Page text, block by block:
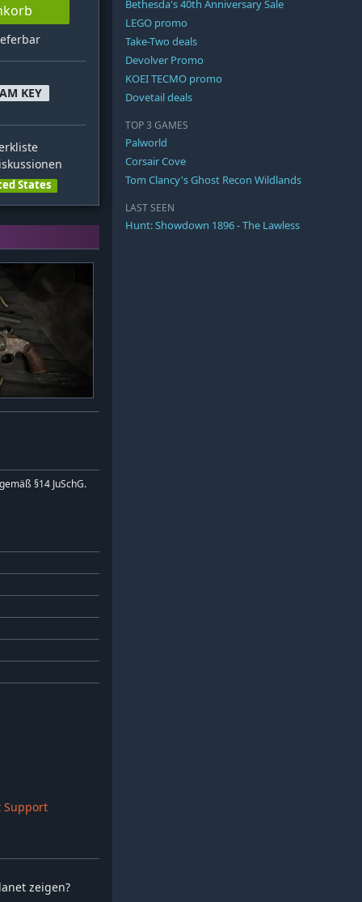
KEY
States
§14 JuSchG.
Support
zeigen?
Bethesda's 40th Anniversary Sale
LEGO promo
Take-Two deals
Devolver Promo
KOEI TECMO promo
Dovetail deals
TOP 3 GAMES
Palworld
Corsair Cove
Tom Clancy's Ghost Recon Wildlands
LAST SEEN
Hunt: Showdown 1896 - The Lawless